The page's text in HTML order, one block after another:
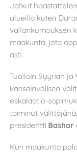
Jotkut
alueilla kuten
vallankumouksen
maakunta, jota
asti.
Tuolloin Syyrian ja
kansainvälisen
eskalaatio-
toiminut
presidentti Bashar
Kun maakunta